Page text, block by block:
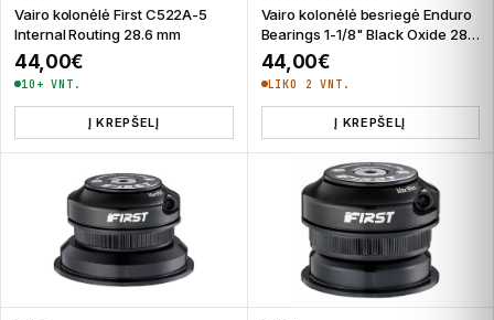
Vairo kolonėlė First C522A-5
Internal Routing 28.6 mm
44,00€
10+ VNT.
Į KREPŠELĮ
Vairo kolonėlė besriegė Enduro
Bearings 1-1/8" Black Oxide 28.6
mm
44,00€
LIKO 2 VNT.
Į KREPŠELĮ